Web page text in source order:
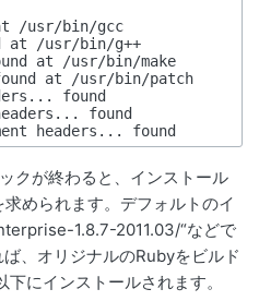
クが終わると、インストール
められます。デフォルトのイ
1.8.7-2011.03/“などで
、オリジナルのRubyをビルド
にインストールされます。